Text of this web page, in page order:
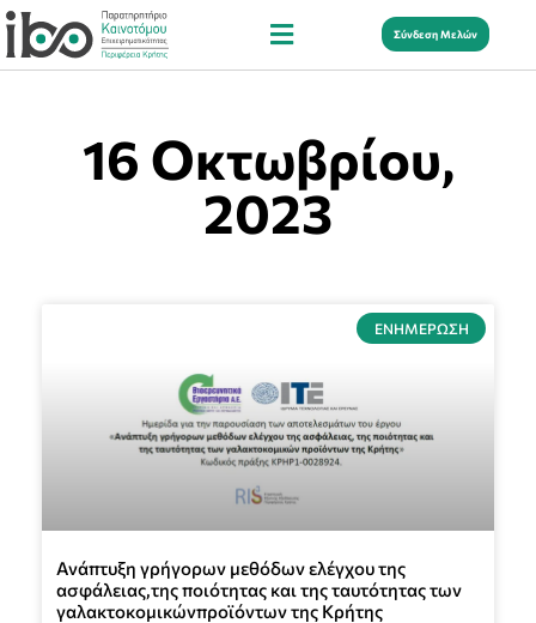
Σύνδεση Μελών
16 Οκτωβρίου,
2023
ΕΝΗΜΈΡΩΣΗ
Ανάπτυξη γρήγορων μεθόδων ελέγχου της
ασφάλειας,της ποιότητας και της ταυτότητας των
γαλακτοκομικώνπροϊόντων της Κρήτης